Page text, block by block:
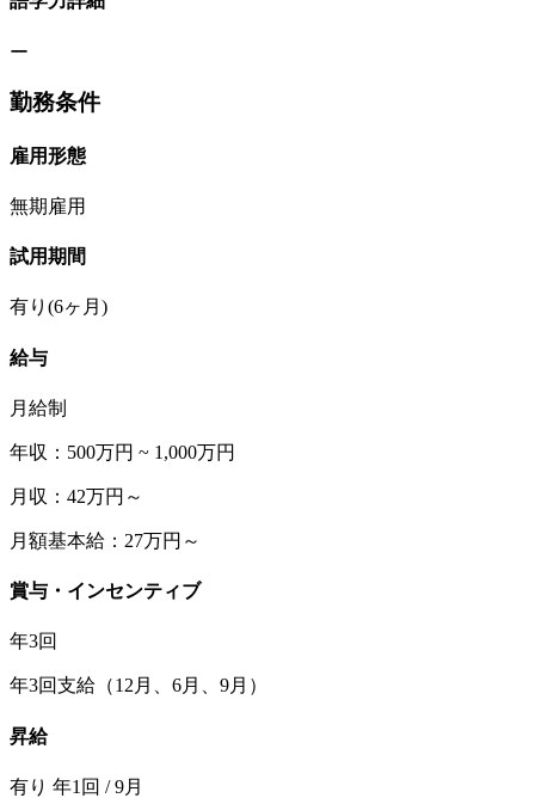
ー
勤務条件
雇用形態
無期雇用
試用期間
有り(6ヶ月)
給与
月給制
年収：500万円 ~ 1,000万円
月収：42万円～
月額基本給：27万円～
賞与・インセンティブ
年3回
年3回支給（12月、6月、9月）
昇給
有り 年1回 / 9月